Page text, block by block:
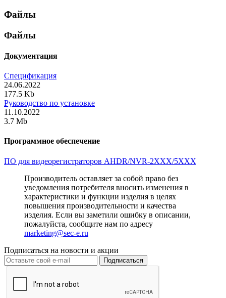
Файлы
Файлы
Документация
Спецификация
24.06.2022
177.5 Kb
Руководство по установке
11.10.2022
3.7 Mb
Программное обеспечение
ПО для видеорегистраторов AHDR/NVR-2XXX/5XXX
Производитель оставляет за собой право без
уведомления потребителя вносить изменения в
характеристики и функции изделия в целях
повышения производительности и качества
изделия. Если вы заметили ошибку в описании,
пожалуйста, сообщите нам по адресу
marketing@sec-e.ru
Подписаться на новости и акции
Подписаться